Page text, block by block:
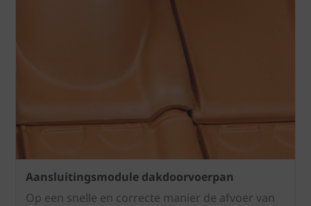
Aansluitingsmodule dakdoorvoerpan
Op een snelle en correcte manier de afvoer van